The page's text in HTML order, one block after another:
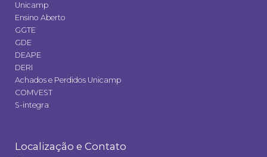
Unicamp
Ensino Aberto
GGTE
GDE
DEAPE
DERI
Achados e Perdidos Unicamp
COMVEST
S-integra
Localização e Contato